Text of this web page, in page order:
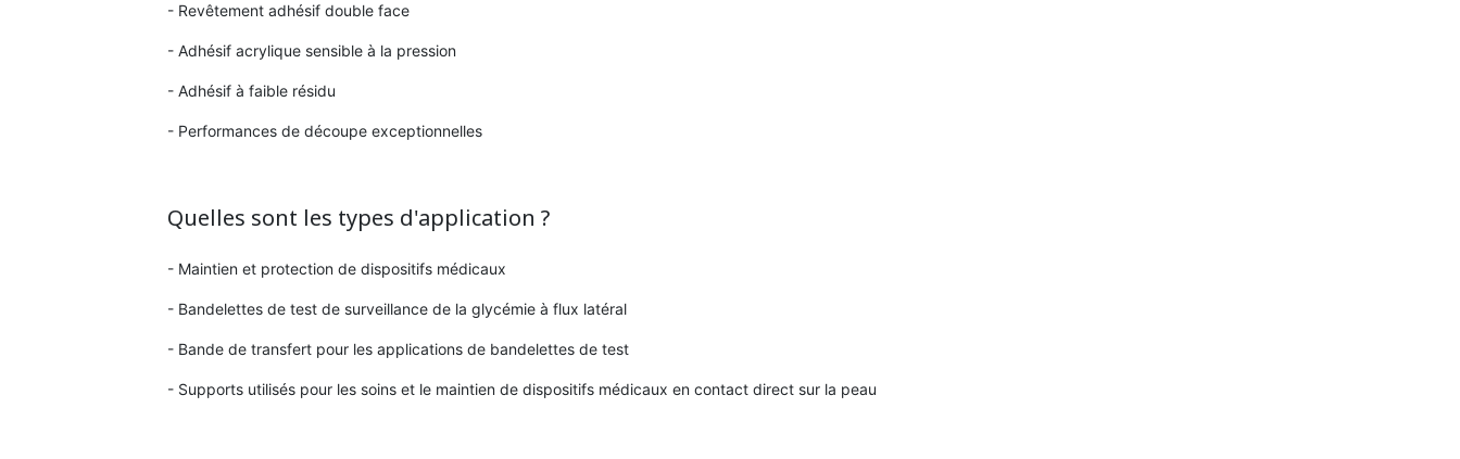
- Revêtement adhésif double face
- Adhésif acrylique sensible à la pression
- Adhésif à faible résidu
- Performances de découpe exceptionnelles
Quelles sont les types d'application ?
- Maintien et protection de dispositifs médicaux
- Bandelettes de test de surveillance de la glycémie à flux latéral
- Bande de transfert pour les applications de bandelettes de test
- Supports utilisés pour les soins et le maintien de dispositifs médicaux en contact direct sur la peau